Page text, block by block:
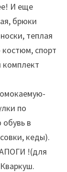
И еще
брюки
теплая
костюм, спорт
комплект
по
в
кеды).
!(для